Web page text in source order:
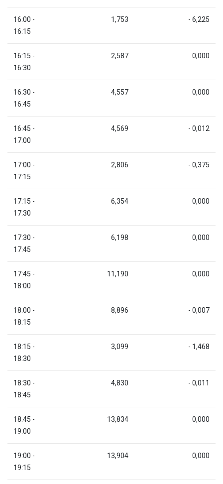
16:00 -
16:15
1,753 - 6,225
16:15 -
16:30
2,587 0,000
16:30 -
16:45
4,557 0,000
16:45 -
17:00
4,569 - 0,012
17:00 -
17:15
2,806 - 0,375
17:15 -
17:30
6,354 0,000
17:30 -
17:45
6,198 0,000
17:45 -
18:00
11,190 0,000
18:00 -
18:15
8,896 - 0,007
18:15 -
18:30
3,099 - 1,468
18:30 -
18:45
4,830 - 0,011
18:45 -
19:00
13,834 0,000
19:00 -
19:15
13,904 0,000